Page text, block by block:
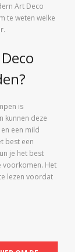
Art Deco
te weten welke
is
kunnen deze
een mild
best een
je het best
voorkomen. Het
lezen voordat